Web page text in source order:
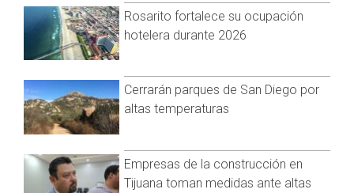
Riberas del Mar.
Inf. Patrimonial.
Alamar.
Calle Justo Cierra.
Valle Vista 2.
Melchor Ocampo.
Murua Poniente.
Calle Santa Rita.
Kenedy.
Defensores de B,C.
Buena Vista.
Rosarito fortalece su ocupación
hotelera durante 2026
Cerrarán parques de San Diego por
altas temperaturas
Empresas de la construcción en
Tijuana toman medidas ante altas